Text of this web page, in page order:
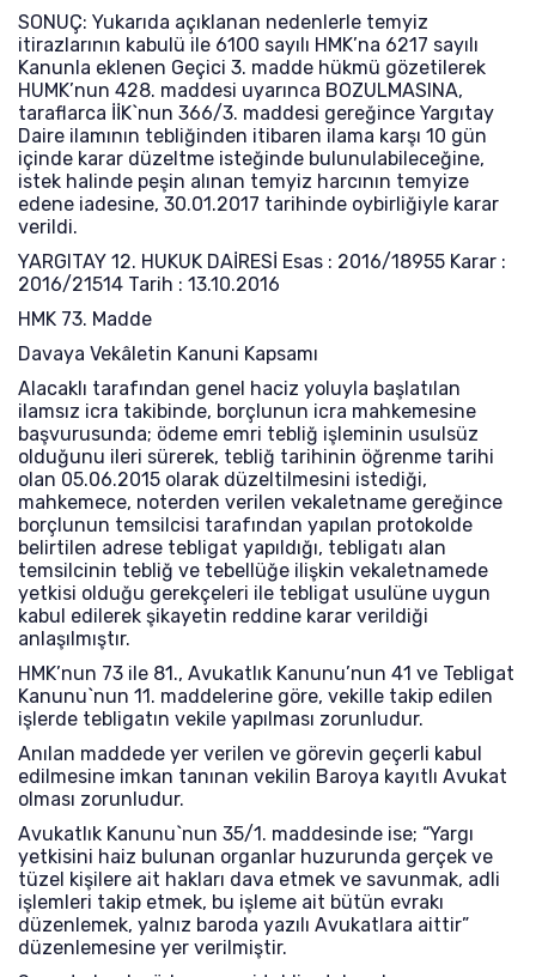
SONUÇ: Yukarıda açıklanan nedenlerle temyiz
itirazlarının kabulü ile 6100 sayılı HMK’na 6217 sayılı
Kanunla eklenen Geçici 3. madde hükmü gözetilerek
HUMK’nun 428. maddesi uyarınca BOZULMASINA,
taraflarca İİK`nun 366/3. maddesi gereğince Yargıtay
Daire ilamının tebliğinden itibaren ilama karşı 10 gün
içinde karar düzeltme isteğinde bulunulabileceğine,
istek halinde peşin alınan temyiz harcının temyize
edene iadesine, 30.01.2017 tarihinde oybirliğiyle karar
verildi.
YARGITAY 12. HUKUK DAİRESİ Esas : 2016/18955 Karar :
2016/21514 Tarih : 13.10.2016
HMK 73. Madde
Davaya Vekâletin Kanuni Kapsamı
Alacaklı tarafından genel haciz yoluyla başlatılan
ilamsız icra takibinde, borçlunun icra mahkemesine
başvurusunda; ödeme emri tebliğ işleminin usulsüz
olduğunu ileri sürerek, tebliğ tarihinin öğrenme tarihi
olan 05.06.2015 olarak düzeltilmesini istediği,
mahkemece, noterden verilen vekaletname gereğince
borçlunun temsilcisi tarafından yapılan protokolde
belirtilen adrese tebligat yapıldığı, tebligatı alan
temsilcinin tebliğ ve tebellüğe ilişkin vekaletnamede
yetkisi olduğu gerekçeleri ile tebligat usulüne uygun
kabul edilerek şikayetin reddine karar verildiği
anlaşılmıştır.
HMK’nun 73 ile 81., Avukatlık Kanunu’nun 41 ve Tebligat
Kanunu`nun 11. maddelerine göre, vekille takip edilen
işlerde tebligatın vekile yapılması zorunludur.
Anılan maddede yer verilen ve görevin geçerli kabul
edilmesine imkan tanınan vekilin Baroya kayıtlı Avukat
olması zorunludur.
Avukatlık Kanunu`nun 35/1. maddesinde ise; “Yargı
yetkisini haiz bulunan organlar huzurunda gerçek ve
tüzel kişilere ait hakları dava etmek ve savunmak, adli
işlemleri takip etmek, bu işleme ait bütün evrakı
düzenlemek, yalnız baroda yazılı Avukatlara aittir”
düzenlemesine yer verilmiştir.